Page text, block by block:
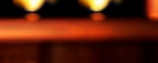
Перейти
к
содержимому